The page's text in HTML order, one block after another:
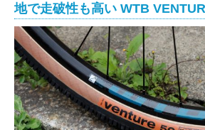
地で走破性も高い WTB